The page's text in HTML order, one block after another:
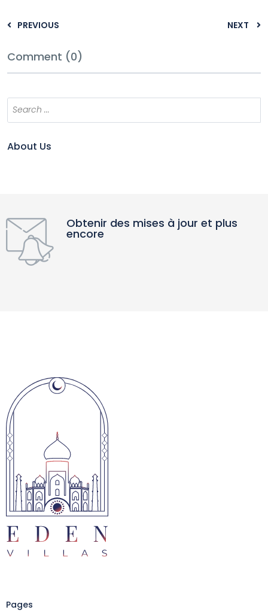
PREVIOUS NEXT
Comment (0)
About Us
Obtenir des mises à jour et plus
encore
Pages